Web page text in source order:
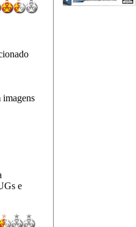
imagens
e